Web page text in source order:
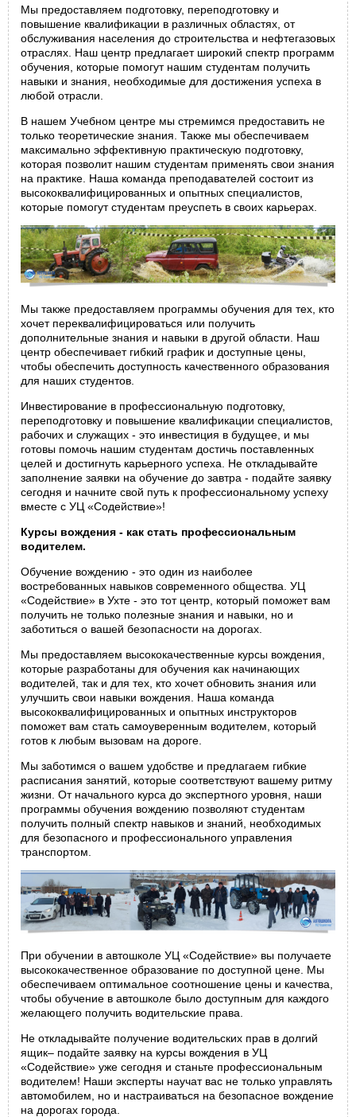
Мы предоставляем подготовку, переподготовку и
повышение квалификации в различных областях, от
обслуживания населения до строительства и нефтегазовых
отраслях. Наш центр предлагает широкий спектр программ
обучения, которые помогут нашим студентам получить
навыки и знания, необходимые для достижения успеха в
любой отрасли.
В нашем Учебном центре мы стремимся предоставить не
только теоретические знания. Также мы обеспечиваем
максимально эффективную практическую подготовку,
которая позволит нашим студентам применять свои знания
на практике. Наша команда преподавателей состоит из
высококвалифицированных и опытных специалистов,
которые помогут студентам преуспеть в своих карьерах.
Мы также предоставляем программы обучения для тех, кто
хочет переквалифицироваться или получить
дополнительные знания и навыки в другой области. Наш
центр обеспечивает гибкий график и доступные цены,
чтобы обеспечить доступность качественного образования
для наших студентов.
Инвестирование в профессиональную подготовку,
переподготовку и повышение квалификации специалистов,
рабочих и служащих - это инвестиция в будущее, и мы
готовы помочь нашим студентам достичь поставленных
целей и достигнуть карьерного успеха. Не откладывайте
заполнение заявки на обучение до завтра - подайте заявку
сегодня и начните свой путь к профессиональному успеху
вместе с УЦ «Содействие»!
Курсы вождения - как стать профессиональным
водителем.
Обучение вождению - это один из наиболее
востребованных навыков современного общества. УЦ
«Содействие» в Ухте - это тот центр, который поможет вам
получить не только полезные знания и навыки, но и
заботиться о вашей безопасности на дорогах.
Мы предоставляем высококачественные курсы вождения,
которые разработаны для обучения как начинающих
водителей, так и для тех, кто хочет обновить знания или
улучшить свои навыки вождения. Наша команда
высококвалифицированных и опытных инструкторов
поможет вам стать самоуверенным водителем, который
готов к любым вызовам на дороге.
Мы заботимся о вашем удобстве и предлагаем гибкие
расписания занятий, которые соответствуют вашему ритму
жизни. От начального курса до экспертного уровня, наши
программы обучения вождению позволяют студентам
получить полный спектр навыков и знаний, необходимых
для безопасного и профессионального управления
транспортом.
При обучении в автошколе УЦ «Содействие» вы получаете
высококачественное образование по доступной цене. Мы
обеспечиваем оптимальное соотношение цены и качества,
чтобы обучение в автошколе было доступным для каждого
желающего получить водительские права.
Не откладывайте получение водительских прав в долгий
ящик– подайте заявку на курсы вождения в УЦ
«Содействие» уже сегодня и станьте профессиональным
водителем! Наши эксперты научат вас не только управлять
автомобилем, но и настраиваться на безопасное вождение
на дорогах города.